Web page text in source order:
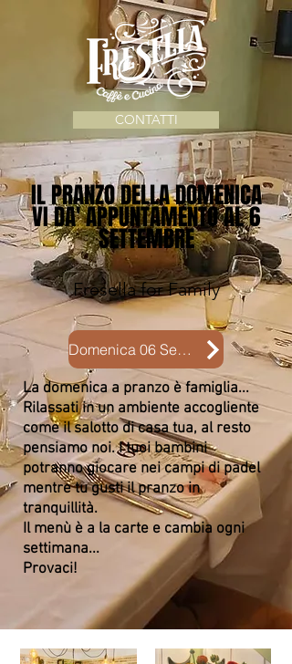
CONTATTI
IL PRANZO DELLA DOMENICA
VI DA' APPUNTAMENTO AL 6
SETTEMBRE
Fresella for Family
Domenica 06 Settembre
La domenica a pranzo è famiglia...
Rilassati in un ambiente accogliente
come il salotto di casa tua, al resto
pensiamo noi. I tuoi bambini
potranno giocare nei campi di padel
mentre tu gusti il pranzo in
tranquillità.
Il menù è a la carte e cambia ogni
settimana...
Provaci!